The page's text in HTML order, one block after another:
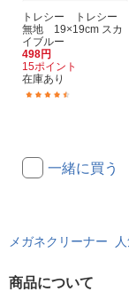
トレシー トレシー
無地 19×19cm スカ
イブルー
498円
15ポイント
在庫あり
一緒に買う
メガネクリーナー
商品について